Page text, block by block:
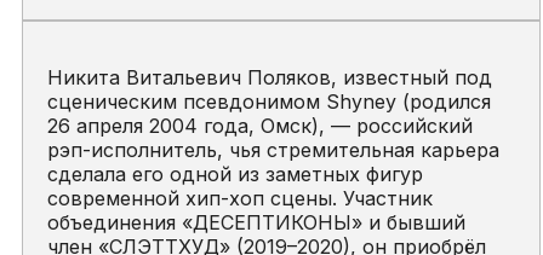
Никита Витальевич Поляков, известный под
сценическим псевдонимом Shyney (родился
26 апреля 2004 года, Омск), — российский
рэп-исполнитель, чья стремительная карьера
сделала его одной из заметных фигур
современной хип-хоп сцены. Участник
объединения «ДЕСЕПТИКОНЫ» и бывший
член «СЛЭТТХУД» (2019–2020), он приобрёл